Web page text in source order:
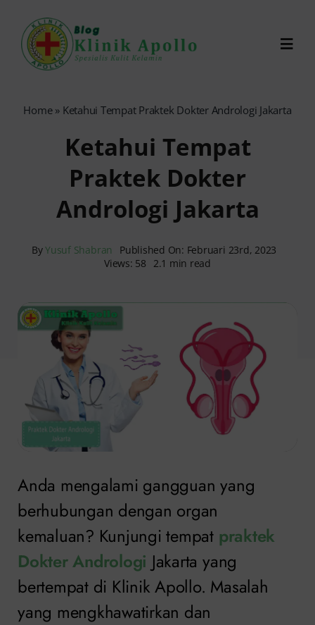
content
0821-1099-9870
for:
Home» Ketahui Tempat Praktek Dokter Andrologi Jakarta
Ketahui Tempat
Praktek Dokter
Andrologi Jakarta
ByYusuf Shabran
Published On: Februari 23rd, 2023
Views: 58
2.1 min read
Anda mengalami gangguan yang
berhubungan dengan organ
kemaluan? Kunjungi tempat praktek
Dokter Andrologi Jakarta yang
bertempat di Klinik Apollo. Masalah
yang mengkhawatirkan dan